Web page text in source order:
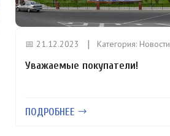
📅 21.12.2023 Категория: Новости
Уважаемые покупатели!
ПОДРОБНЕЕ